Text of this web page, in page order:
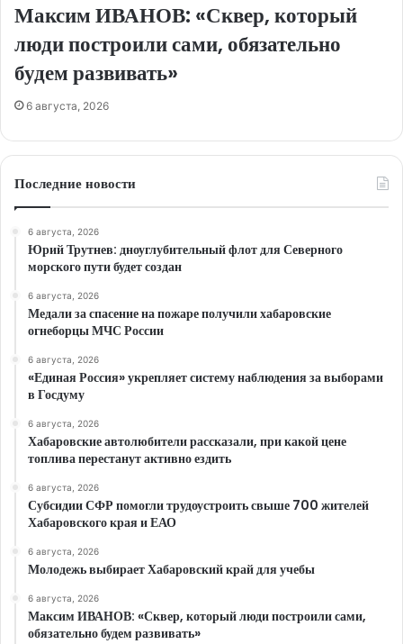
Максим ИВАНОВ: «Сквер, который
люди построили сами, обязательно
будем развивать»
6 августа, 2026
Последние новости
6 августа, 2026
Юрий Трутнев: дноуглубительный флот для Северного
морского пути будет создан
6 августа, 2026
Медали за спасение на пожаре получили хабаровские
огнеборцы МЧС России
6 августа, 2026
«Единая Россия» укрепляет систему наблюдения за выборами
в Госдуму
6 августа, 2026
Хабаровские автолюбители рассказали, при какой цене
топлива перестанут активно ездить
6 августа, 2026
Субсидии СФР помогли трудоустроить свыше 700 жителей
Хабаровского края и ЕАО
6 августа, 2026
Молодежь выбирает Хабаровский край для учебы
6 августа, 2026
Максим ИВАНОВ: «Сквер, который люди построили сами,
обязательно будем развивать»